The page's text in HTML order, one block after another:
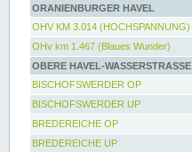
ORANIENBURGER HAVEL
OHV KM 3.014 (HOCHSPANNUNG)
OHv km 1.467 (Blaues Wunder)
OBERE HAVEL-WASSERSTRASSE
BISCHOFSWERDER OP
BISCHOFSWERDER UP
BREDEREICHE OP
BREDEREICHE UP